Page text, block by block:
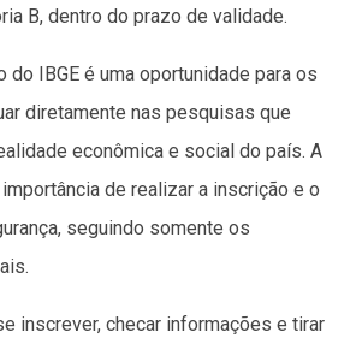
B, dentro do prazo de validade.
IBGE é uma oportunidade para os
diretamente nas pesquisas que
econômica e social do país. A
de realizar a inscrição e o
seguindo somente os
inscrever, checar informações e tirar